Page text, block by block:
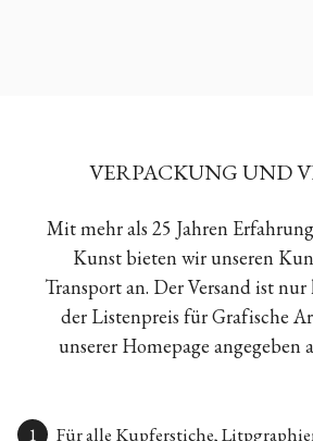
VERPACKUNG UND
Mit mehr als 25 Jahren
Kunst bieten wir unseren
Transport an. Der Versand ist
der Listenpreis für Grafische
unserer Homepage angegeben
Für alle Kupferstiche,